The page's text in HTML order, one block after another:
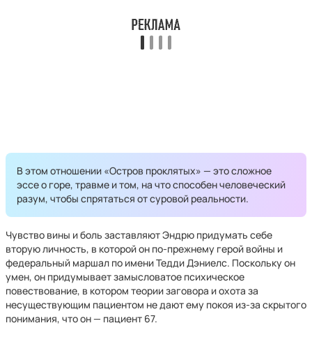
В этом отношении «Остров проклятых» — это сложное
эссе о горе, травме и том, на что способен человеческий
разум, чтобы спрятаться от суровой реальности.
Чувство вины и боль заставляют Эндрю придумать себе
вторую личность, в которой он по-прежнему герой войны и
федеральный маршал по имени Тедди Дэниелс. Поскольку он
умен, он придумывает замысловатое психическое
повествование, в котором теории заговора и охота за
несуществующим пациентом не дают ему покоя из-за скрытого
понимания, что он — пациент 67.